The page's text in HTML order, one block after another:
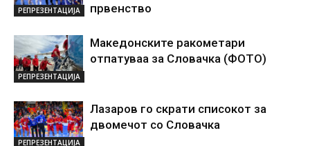
РЕПРЕЗЕНТАЦИЈА
првенство
РЕПРЕЗЕНТАЦИЈА
Македонските ракометари
отпатуваа за Словачка (ФОТО)
РЕПРЕЗЕНТАЦИЈА
Лазаров го скрати списокот за
двомечот со Словачка